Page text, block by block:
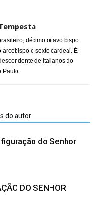
décimo oitavo bispo
arcebispo e sexto cardeal. É
de italianos do
Paulo.
do autor
do Senhor
DO SENHOR